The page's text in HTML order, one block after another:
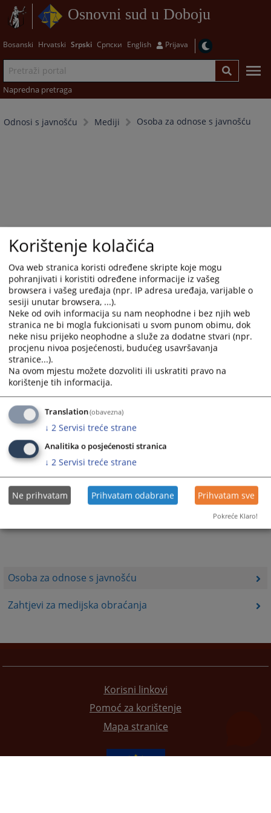
Osnovni sud u Doboju
Bosanski Hrvatski Srpski Српски English Prijava
Napredna pretraga
Odnosi s javnošću Mediji Osoba za odnose s javnošću
Osoba za odnose s javnošću
Zahtjevi za medijska obraćanja
Trenutno nema vijesti
Korisni linkovi
Pomoć za korištenje
Mapa stranice
Korištenje kolačića
Ova web stranica koristi određene skripte koje mogu
pohranjivati i koristiti određene informacije iz vašeg
browsera i vašeg uređaja (npr. IP adresa uređaja, varijable o
sesiji unutar browsera, ...).
Neke od ovih informacija su nam neophodne i bez njih web
stranica ne bi mogla fukcionisati u svom punom obimu, dok
neke nisu prijeko neophodne a služe za dodatne stvari (npr.
procjenu nivoa posjećenosti, budućeg usavršavanja
stranice...).
Na ovom mjestu možete dozvoliti ili uskratiti pravo na
korištenje tih informacija.
Translation(obavezna)
↓ 2 Servisi treće strane
Analitika o posjećenosti stranica
↓ 2 Servisi treće strane
Ne prihvatam Prihvatam odabrane Prihvatam sve
Pokreće Klaro!